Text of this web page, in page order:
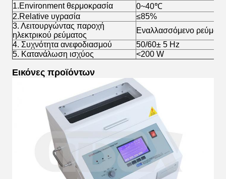
1.Environment θερμοκρασία
0~40℃
2.Relative υγρασία
≤85%
3. Λειτουργώντας παροχή
ηλεκτρικού ρεύματος
Εναλλασσόμενο ρεύμα
4. Συχνότητα ανεφοδιασμού
50/60± 5 Hz
5. Κατανάλωση ισχύος
<200 W
Εικόνες προϊόντων